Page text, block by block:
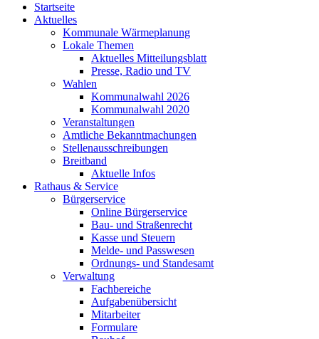
Startseite
Aktuelles
Kommunale Wärmeplanung
Lokale Themen
Aktuelles Mitteilungsblatt
Presse, Radio und TV
Wahlen
Kommunalwahl 2026
Kommunalwahl 2020
Veranstaltungen
Amtliche Bekanntmachungen
Stellenausschreibungen
Breitband
Aktuelle Infos
Rathaus & Service
Bürgerservice
Online Bürgerservice
Bau- und Straßenrecht
Kasse und Steuern
Melde- und Passwesen
Ordnungs- und Standesamt
Verwaltung
Fachbereiche
Aufgabenübersicht
Mitarbeiter
Formulare